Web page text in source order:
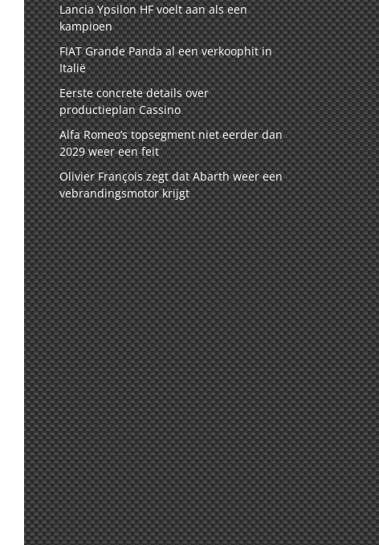
Lancia Ypsilon HF voelt aan als een
kampioen
FIAT Grande Panda al een verkoophit in
Italië
Eerste concrete details over
productieplan Cassino
Alfa Romeo’s topsegment niet eerder dan
2029 weer een feit
Olivier François zegt dat Abarth weer een
vebrandingsmotor krijgt